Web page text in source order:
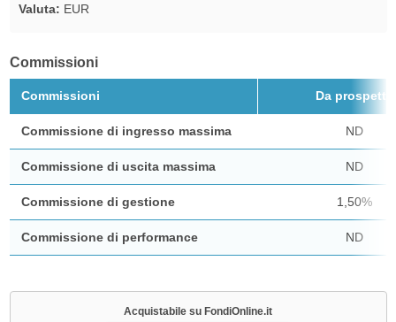
Valuta: EUR
Commissioni
Commissioni Da prospetto
Commissione di ingresso massima ND
Commissione di uscita massima ND
Commissione di gestione 1,50%
Commissione di performance ND
Acquistabile su FondiOnline.it